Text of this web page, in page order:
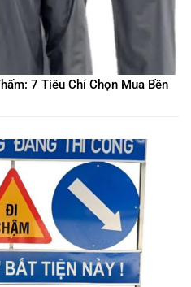
7 Tiêu Chí Chọn Mua Bền